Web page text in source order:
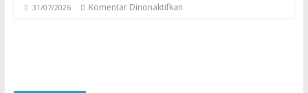
31/07/2026 Komentar Dinonaktifkan